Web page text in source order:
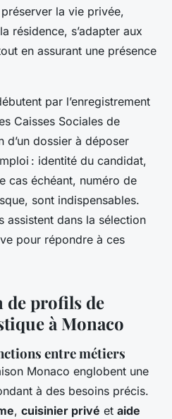
la vie privée,
résidence, s’adapter aux
en assurant une présence
par l’enregistrement
Caisses Sociales de
d’un dossier à déposer
: identité du candidat,
cas échéant, numéro de
sont indispensables.
assistent dans la sélection
pour répondre à ces
de profils de
à Monaco
entre métiers
Monaco englobent une
à des besoins précis.
, cuisinier privé et aide